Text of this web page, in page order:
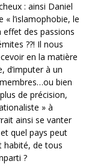
: ainsi Daniel
l’islamophobie, le
effet des passions
??! Il nous
en la matière
d’imputer à un
bien
de précision,
» à
ainsi se vanter
quel pays peut
habité, de tous
?